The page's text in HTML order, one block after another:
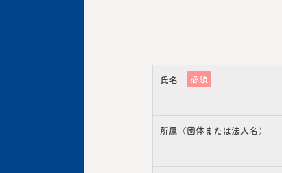
氏名 必須
所属（団体または法人名）